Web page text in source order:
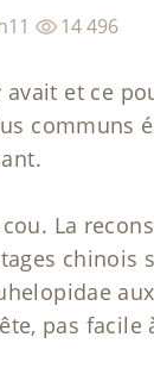
14 496
et ce
communs
La
chinois
pas